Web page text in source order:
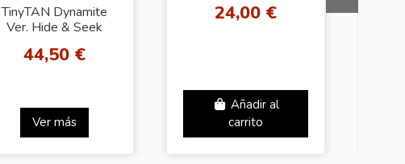
TinyTAN Dynamite
Ver. Hide & Seek
COMPLETO)
44,50 €
Ver más
24,00 €
Añadir al
carrito